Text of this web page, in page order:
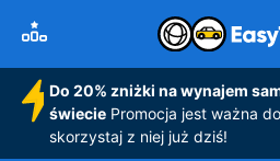
Do 20% zniżki na wynajem
świeciePromocja jest ważna
skorzystaj z niej już dziś!